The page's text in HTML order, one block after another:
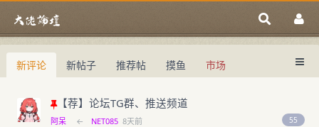
新评论 新帖子 推荐帖 摸鱼 市场
中国域名论坛
大佬论坛专注域名交易、域名投资、域名
中国域名论坛
【荐】论坛TG群、推送频道
阿呆 ← NET085 8天前 55